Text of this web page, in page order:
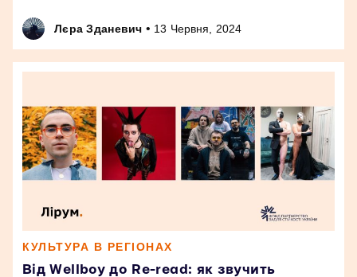
Лєра Зданевич • 13 Червня, 2024
КУЛЬТУРА В РЕГІОНАХ
Від Wellboy до Re-read: як звучить